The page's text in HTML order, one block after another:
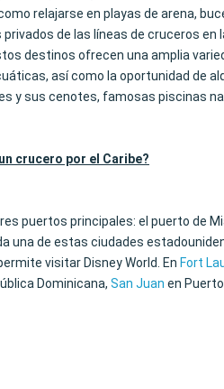
relajarse en playas de arena,
de las líneas de cruceros
destinos ofrecen una amplia
así como la oportunidad de
y sus cenotes, famosas piscinas
crucero por el Caribe?
puertos principales: el puerto de
una de estas ciudades
visitar Disney World. En Fort
Dominicana, San Juan en